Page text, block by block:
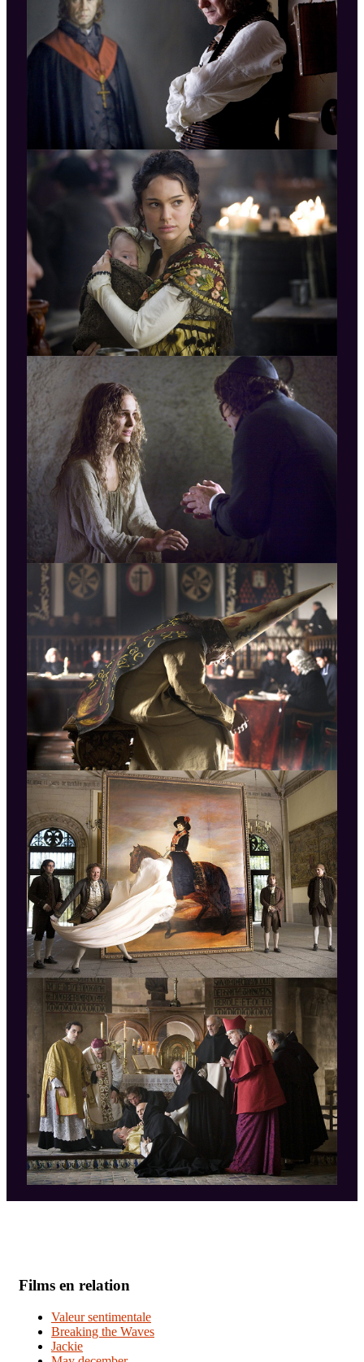
Films en relation
Valeur sentimentale
Breaking the Waves
Jackie